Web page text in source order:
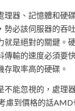
理器、記憶體和硬
必該伺服器的吞
就是絕對的關鍵。
傳輸的速度必須要
存取率高的硬碟。
不能忽視的，處理
慮到價格的話